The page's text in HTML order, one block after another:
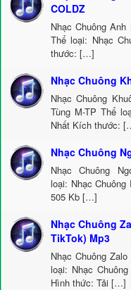
COLDZ
Nhạc Chuông
Thể loại: Nhạc
thước: […]
Nhạc Chuông
Nhạc Chuông
Tùng M-TP Thể
Nhất Kích thước:
Nhạc Chuông
Nhạc Chuông
loại: Nhạc
505 Kb […]
Nhạc Chuông
TikTok) Mp3
Nhạc Chuông
loại: Nhạc
Hình thức: Tải […]